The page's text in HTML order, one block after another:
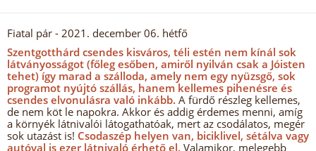
Fiatal pár - 2021. december 06. hétfő
Szentgotthárd csendes kisváros, téli estén nem kínál sok
látványosságot (főleg esőben, amiről nyilván csak a Jóisten
tehet) így marad a szálloda, amely nem egy nyüzsgő, sok
programot nyújtó szállás, hanem kellemes pihenésre és
csendes elvonulásra való inkább. A fürdő részleg kellemes,
de nem köt le napokra. Akkor és addig érdemes menni, amíg
a környék látnivalói látogathatóak, mert az csodálatos, megér
sok utazást is! Csodaszép helyen van, biciklivel, sétálva vagy
autóval is ezer látnivaló érhető el. Valamikor, melegebb